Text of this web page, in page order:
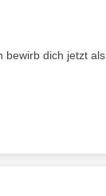
bewirb dich jetzt als